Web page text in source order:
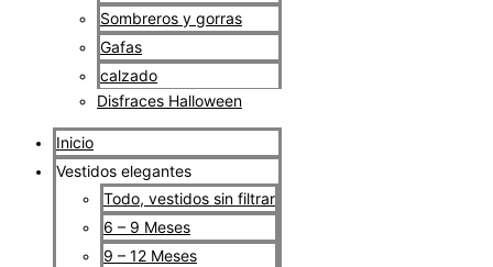
Sombreros y gorras
Gafas
calzado
Disfraces Halloween
Inicio
Vestidos elegantes
Todo, vestidos sin filtrar
6 – 9 Meses
9 – 12 Meses